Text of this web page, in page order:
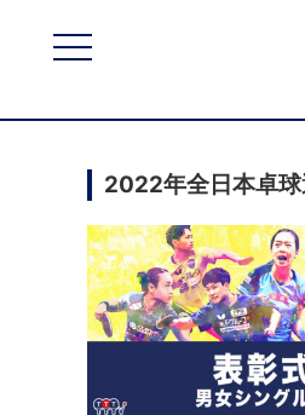
2022年全日本卓